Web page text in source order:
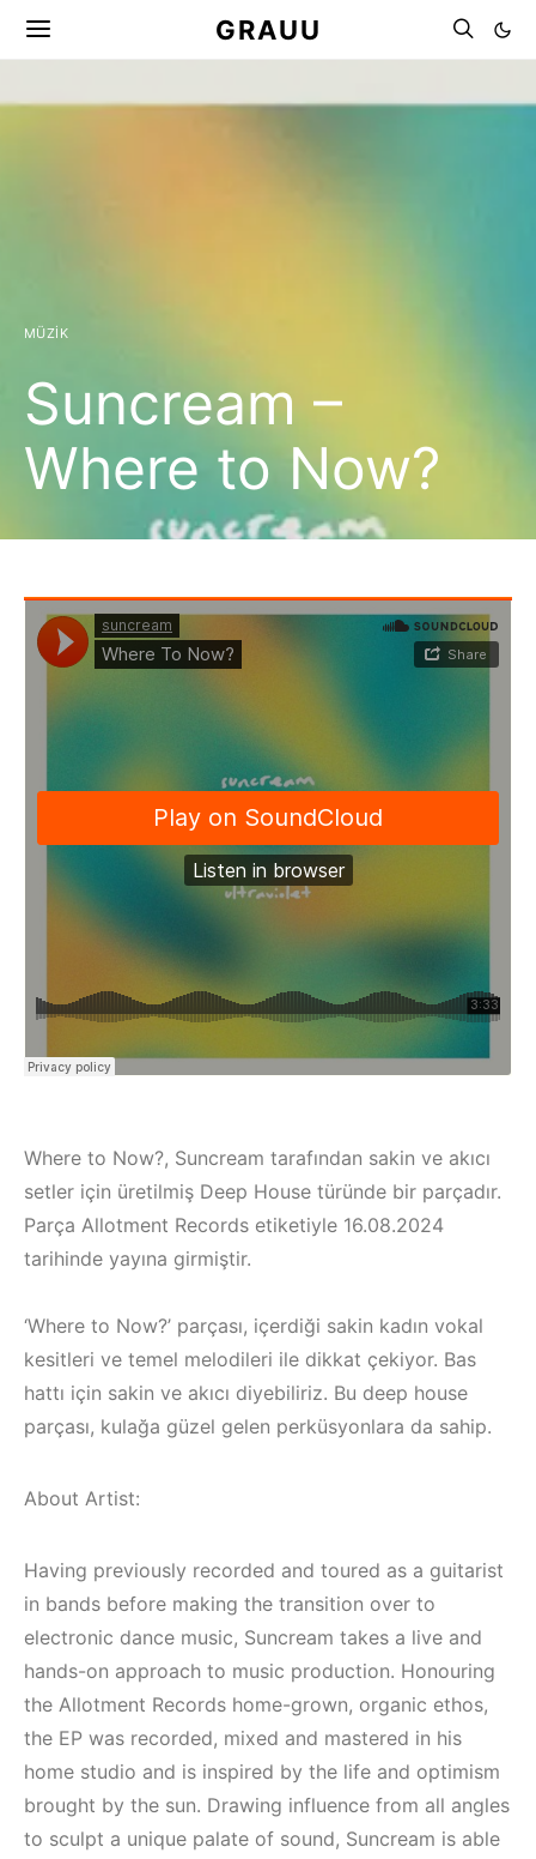
/
2022 –
Techno,
HEMEN İNCELE
Elektronik Müzik
Mekanları ve
Etkinlikleri 2023
(Downtempo,
House, Techno)
HEMEN İNCELE
GRAUU
MÜZIK
Suncream –
Where to Now?
Where to Now?, Suncream tarafından sakin ve akıcı
setler için üretilmiş Deep House türünde bir parçadır.
Parça Allotment Records etiketiyle 16.08.2024
tarihinde yayına girmiştir.
‘Where to Now?’ parçası, içerdiği sakin kadın vokal
kesitleri ve temel melodileri ile dikkat çekiyor. Bas
hattı için sakin ve akıcı diyebiliriz. Bu deep house
parçası, kulağa güzel gelen perküsyonlara da sahip.
About Artist:
Having previously recorded and toured as a guitarist
in bands before making the transition over to
electronic dance music, Suncream takes a live and
hands-on approach to music production. Honouring
the Allotment Records home-grown, organic ethos,
the EP was recorded, mixed and mastered in his
home studio and is inspired by the life and optimism
brought by the sun. Drawing influence from all angles
to sculpt a unique palate of sound, Suncream is able